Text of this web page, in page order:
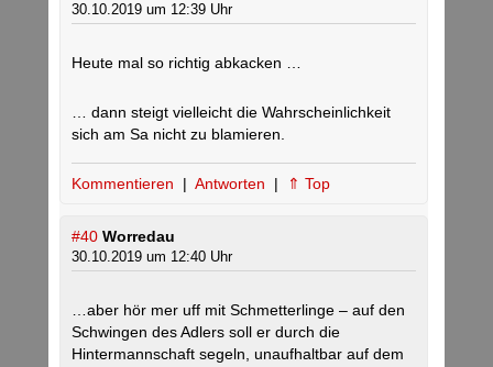
30.10.2019 um 12:39 Uhr
Heute mal so richtig abkacken …
… dann steigt vielleicht die Wahrscheinlichkeit
sich am Sa nicht zu blamieren.
Kommentieren | Antworten | ⇑ Top
#40 Worredau
30.10.2019 um 12:40 Uhr
…aber hör mer uff mit Schmetterlinge – auf den
Schwingen des Adlers soll er durch die
Hintermannschaft segeln, unaufhaltbar auf dem